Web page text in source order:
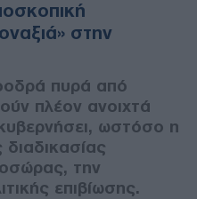
στην
πυρά από
πλέον ανοιχτά
ωστόσο η
την
επιβίωσης.